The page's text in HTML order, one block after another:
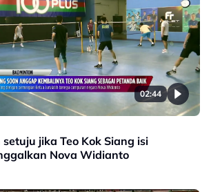
02:44
jika Teo Kok Siang isi
Nova Widianto